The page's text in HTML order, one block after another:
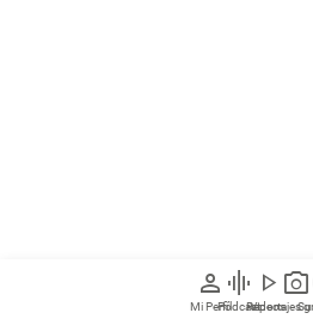
person
Mi Perfil
graphic_eq
Pódcast
play_arrow
Videos
photo_camera
Reportajes